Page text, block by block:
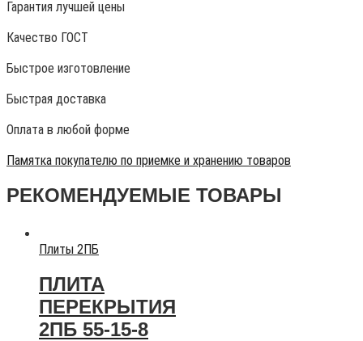
Гарантия лучшей цены
Качество ГОСТ
Быстрое изготовление
Быстрая доставка
Оплата в любой форме
Памятка покупателю по приемке и хранению товаров
РЕКОМЕНДУЕМЫЕ ТОВАРЫ
Плиты 2ПБ
ПЛИТА
ПЕРЕКРЫТИЯ
2ПБ 55-15-8